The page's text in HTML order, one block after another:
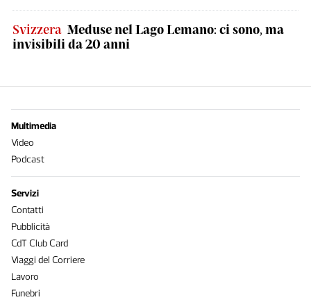
Svizzera Meduse nel Lago Lemano: ci sono, ma
invisibili da 20 anni
Multimedia
Video
Podcast
Servizi
Contatti
Pubblicità
CdT Club Card
Viaggi del Corriere
Lavoro
Funebri